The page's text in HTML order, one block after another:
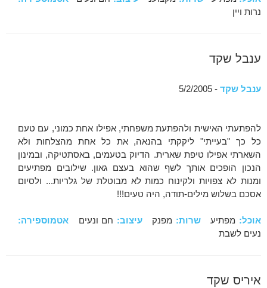
נרות ויין
ענבל שקד
ענבל שקד - 5/2/2005
להפתעתי האישית ולהפתעת משפחתי, אפילו אחת כמוני, עם טעם
כל כך "בעייתי" ליקקתי בהנאה, את כל אחת מהצלחות ולא
השארתי אפילו טיפת שארית. הדיוק בטעמים, באסתטיקה, ובמינון
הנכון הופכים אותך לשף שהוא בעצם גאון. שילובים מפתיעים
ומנות לא צפויות ולקינוח כמות לא מבוטלת של גלריות... ולסיום
אסכם בשלוש מילים-תודה, היה טעים!!!
אוכל: מפתיעשרות: מפנקעיצוב: חם ונעים אטמוספירה:
נעים לשבת
איריס שקד